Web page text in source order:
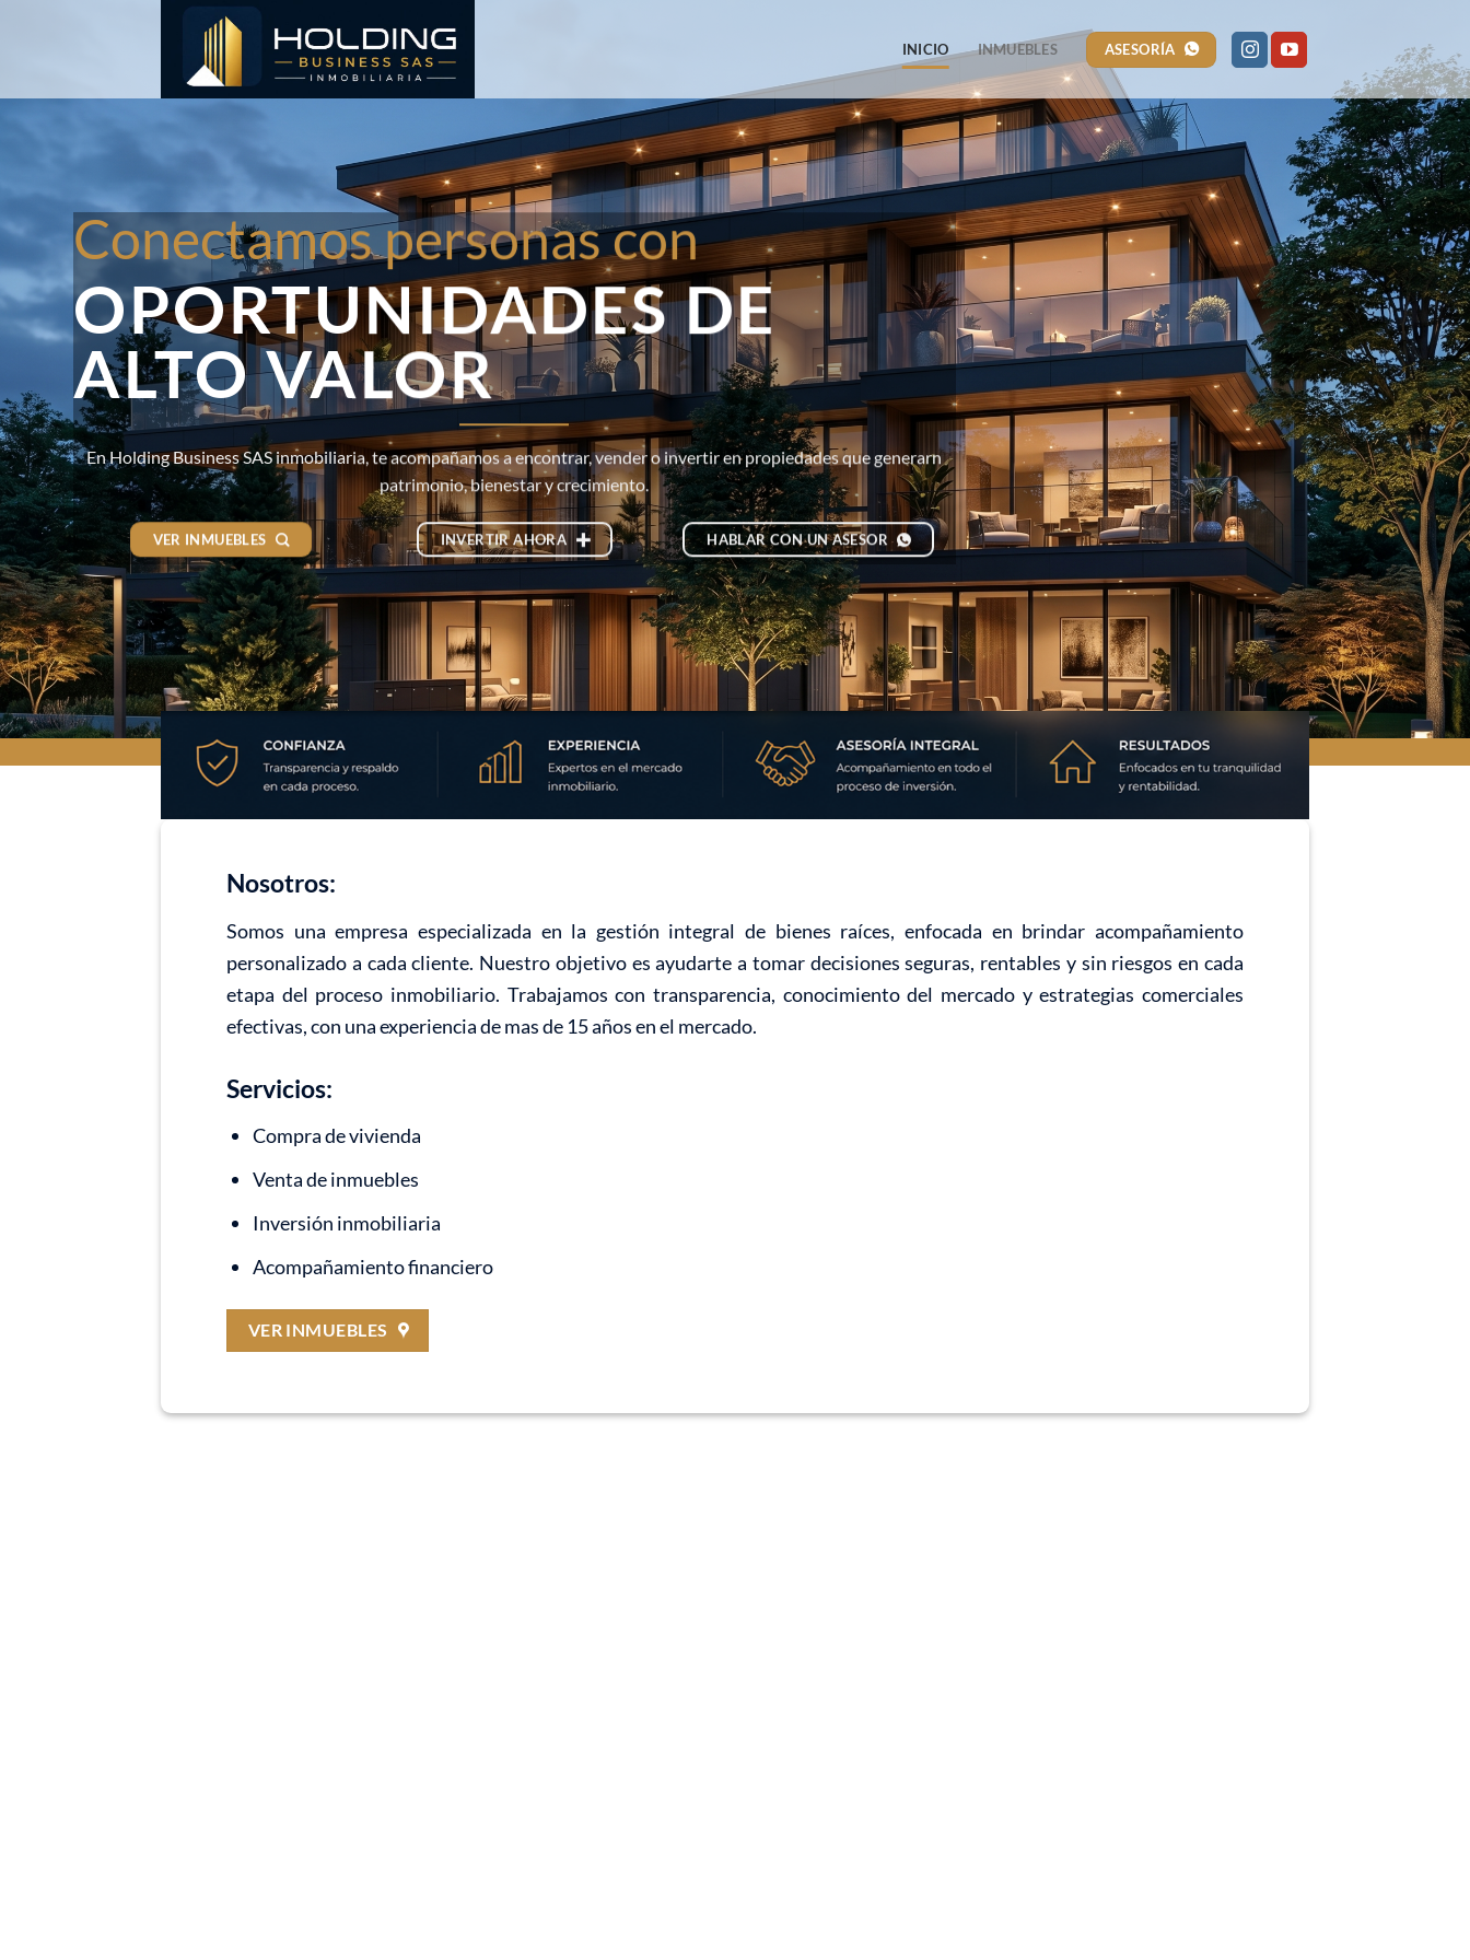
INICIO INMUEBLES ASESORÍA
Conectamos personas con
OPORTUNIDADES DE
ALTO VALOR
En Holding Business SAS inmobiliaria, te acompañamos a encontrar, vender o invertir en propiedades que generarn
patrimonio, bienestar y crecimiento.
VER INMUEBLES INVERTIR AHORA HABLAR CON UN ASESOR
Nosotros:
Somos una empresa especializada en la gestión integral de bienes raíces, enfocada en brindar acompañamiento
personalizado a cada cliente. Nuestro objetivo es ayudarte a tomar decisiones seguras, rentables y sin riesgos en cada
etapa del proceso inmobiliario. Trabajamos con transparencia, conocimiento del mercado y estrategias comerciales
efectivas, con una experiencia de mas de 15 años en el mercado.
Servicios:
Compra de vivienda
Venta de inmuebles
Inversión inmobiliaria
Acompañamiento financiero
VER INMUEBLES